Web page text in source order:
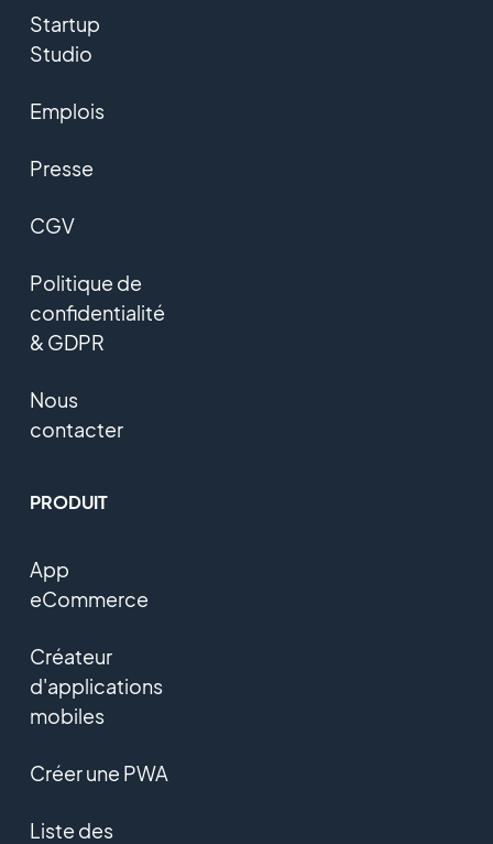
Startup
Studio
Emplois
Presse
CGV
Politique de
confidentialité
& GDPR
Nous
contacter
PRODUIT
App
eCommerce
Créateur
d'applications
mobiles
Créer une PWA
Liste des